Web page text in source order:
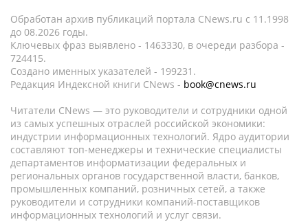
Обработан архив публикаций портала CNews.ru c 11.1998
до 08.2026 годы.
Ключевых фраз выявлено - 1463330, в очереди разбора -
724415.
Создано именных указателей - 199231.
Редакция Индексной книги CNews - book@cnews.ru
Читатели CNews — это руководители и сотрудники одной
из самых успешных отраслей российской экономики:
индустрии информационных технологий. Ядро аудитории
составляют топ-менеджеры и технические специалисты
департаментов информатизации федеральных и
региональных органов государственной власти, банков,
промышленных компаний, розничных сетей, а также
руководители и сотрудники компаний-поставщиков
информационных технологий и услуг связи.